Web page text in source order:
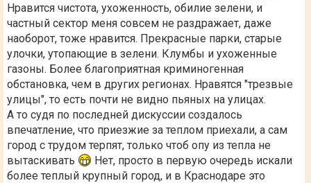
Нравится чистота, ухоженность, обилие зелени, и
частный сектор меня совсем не раздражает, даже
наоборот, тоже нравится. Прекрасные парки, старые
улочки, утопающие в зелени. Клумбы и ухоженные
газоны. Более благоприятная криминогенная
обстановка, чем в других регионах. Нравятся "трезвые
улицы", то есть почти не видно пьяных на улицах.
А то судя по последней дискуссии создалось
впечатление, что приезжие за теплом приехали, а сам
город с трудом терпят, только чтоб опу из тепла не
вытаскивать
Нет, просто в первую очередь искали
более теплый крупный город, и в Краснодаре это